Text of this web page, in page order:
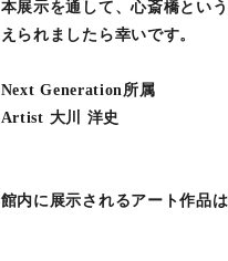
本展示を通して、心斎橋とい
えられましたら幸いです。
Next Generation所属
Artist 大川 洋史
館内に展示されるアート作品は